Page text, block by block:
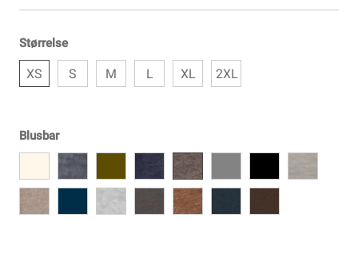
Størrelse
XS S M L XL 2XL
Blusbar